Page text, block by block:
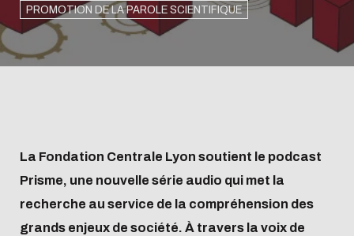
PROMOTION DE LA PAROLE SCIENTIFIQUE
La Fondation Centrale Lyon soutient le podcast
Prisme, une nouvelle série audio qui met la
recherche au service de la compréhension des
grands enjeux de société. À travers la voix de